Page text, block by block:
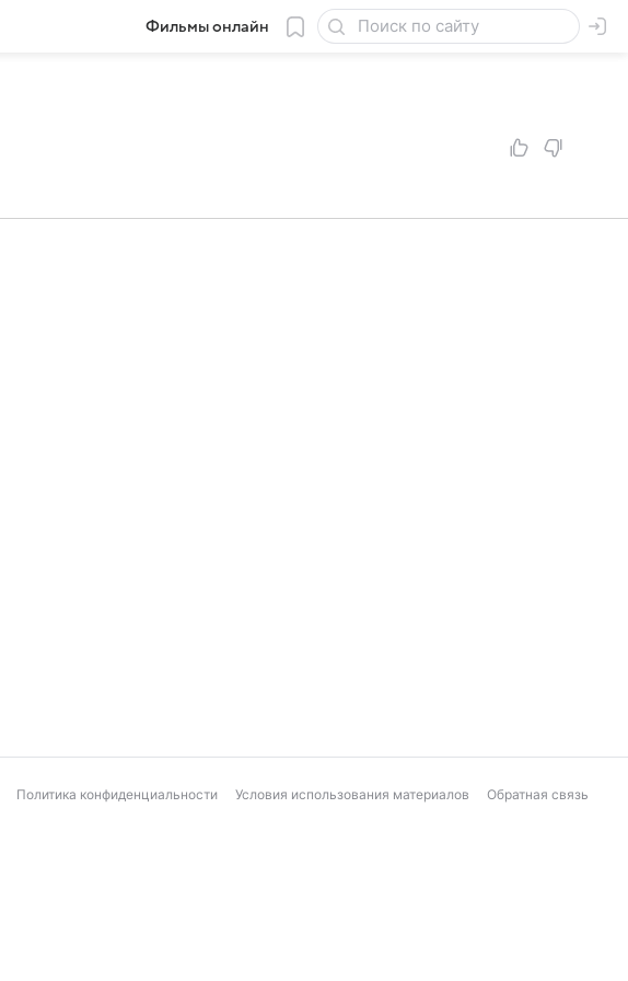
Фильмы онлайн
Политика конфиденциальности Условия использования материалов Обратная связь